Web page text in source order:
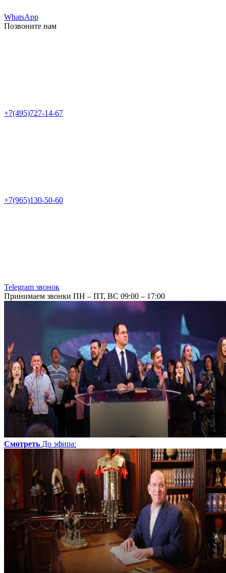
WhatsApp
Позвоните нам
+7(495)727-14-67
+7(965)130-50-60
Telegram звонок
Принимаем звонки ПН – ПТ, ВС 09:00 – 17:00
Смотреть До эфира: